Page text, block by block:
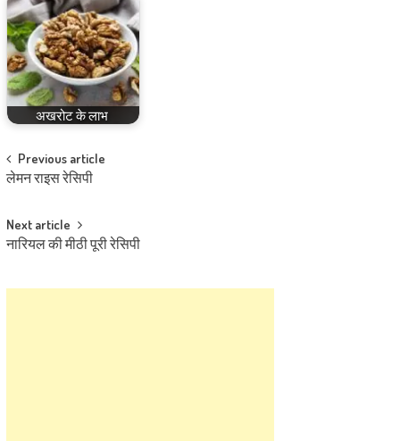
अखरोट के लाभ
Post
navigation
Previous article
लेमन राइस रेसिपी
Next article
नारियल की मीठी पूरी रेसिपी